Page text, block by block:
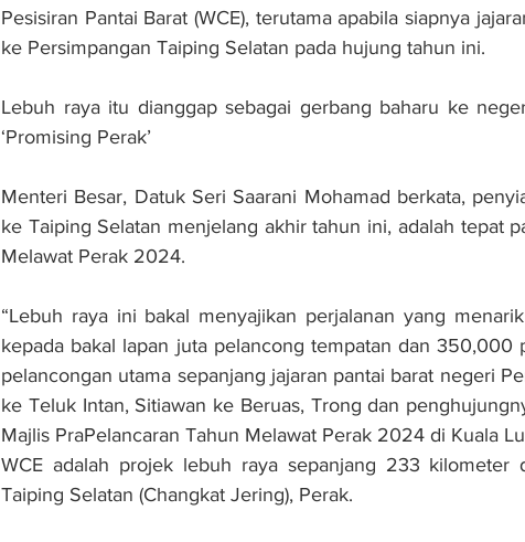
Pesisiran Pantai Barat (WCE), terutama apabila siapnya
ke Persimpangan Taiping Selatan pada hujung tahun ini.
Lebuh raya itu dianggap sebagai gerbang baharu ke
‘Promising Perak’
Menteri Besar, Datuk Seri Saarani Mohamad berkata,
ke Taiping Selatan menjelang akhir tahun ini, adalah tepat
Melawat Perak 2024.
“Lebuh raya ini bakal menyajikan perjalanan yang
kepada bakal lapan juta pelancong tempatan dan 350,000
pelancongan utama sepanjang jajaran pantai barat negeri
ke Teluk Intan, Sitiawan ke Beruas, Trong dan
Majlis PraPelancaran Tahun Melawat Perak 2024 di Kuala
WCE adalah projek lebuh raya sepanjang 233 kilometer
Taiping Selatan (Changkat Jering), Perak.